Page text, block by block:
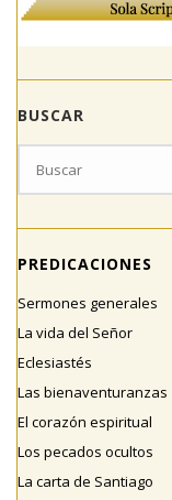
BUSCAR
PREDICACIONES
Sermones generales
La vida del Señor
Eclesiastés
Las bienaventuranzas
El corazón espiritual
Los pecados ocultos
La carta de Santiago